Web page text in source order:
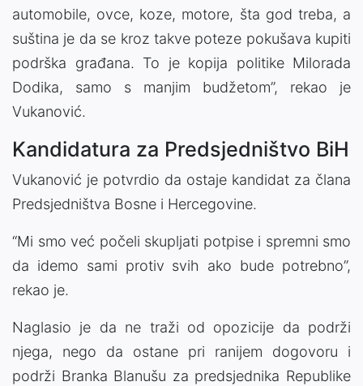
automobile, ovce, koze, motore, šta god treba, a
suština je da se kroz takve poteze pokušava kupiti
podrška građana. To je kopija politike Milorada
Dodika, samo s manjim budžetom”, rekao je
Vukanović.
Kandidatura za Predsjedništvo BiH
Vukanović je potvrdio da ostaje kandidat za člana
Predsjedništva Bosne i Hercegovine.
“Mi smo već počeli skupljati potpise i spremni smo
da idemo sami protiv svih ako bude potrebno”,
rekao je.
Naglasio je da ne traži od opozicije da podrži
njega, nego da ostane pri ranijem dogovoru i
podrži Branka Blanušu za predsjednika Republike